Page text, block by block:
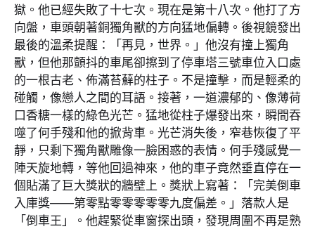
獄。他已經失敗了十七次。現在是第十八次。他打了方
向盤，車頭朝著銅獨角獸的方向猛地偏轉。後視鏡發出
最後的溫柔提醒：「再見，世界。」他沒有撞上獨角
獸，但他那顫抖的車尾卻擦到了停車塔三號車位入口處
的一根古老、佈滿苔蘚的柱子。不是撞擊，而是輕柔的
碰觸，像戀人之間的耳語。接著，一道濃郁的、像薄荷
口香糖一樣的綠色光芒。猛地從柱子爆發出來，瞬間吞
噬了何手殘和他的掀背車。光芒消失後，窄巷恢復了平
靜，只剩下獨角獸雕像一臉困惑的表情。何手殘感覺一
陣天旋地轉，等他回過神來，他的車子竟然垂直停在一
個貼滿了巨大獎狀的牆壁上。獎狀上寫著：「完美倒車
入庫獎——第零點零零零零零九度偏差。」落款人是
「倒車王」。他趕緊從車窗探出頭，發現周圍不再是熟